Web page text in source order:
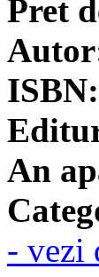
Pret
ISBN:
An
- vezi